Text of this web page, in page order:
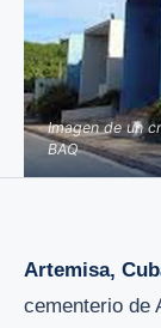
Imagen de un
BAQ
Artemisa,
cementerio de